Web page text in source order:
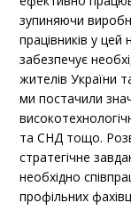
зупиняючи
працівників у
забезпечує
жителів України
ми постачили
та СНД тощо.
стратегічне
необхідно
профільних